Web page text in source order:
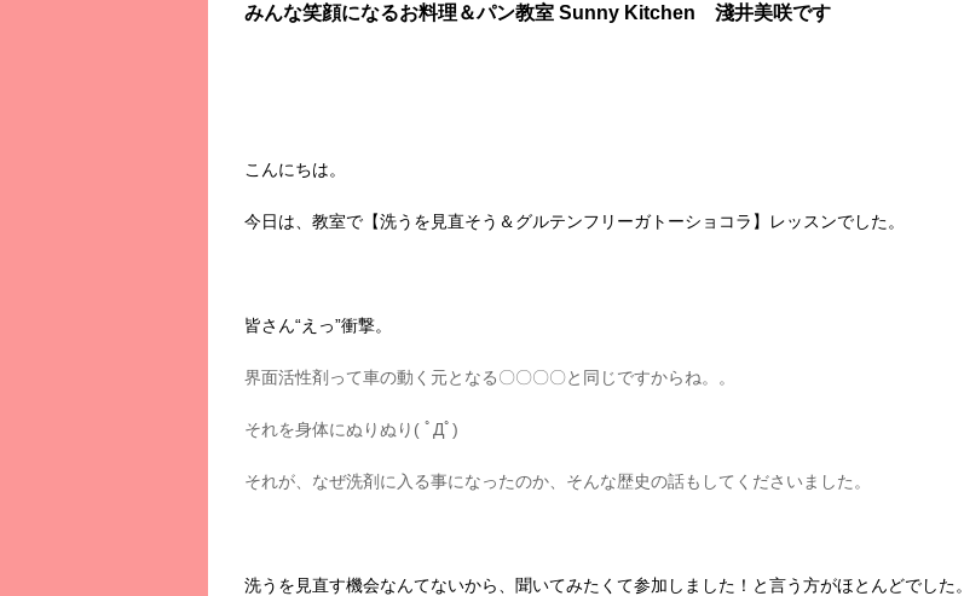
みんな笑顔になるお料理＆パン教室 Sunny Kitchen 淺井美咲です
こんにちは。
今日は、教室で【洗うを見直そう＆グルテンフリーガトーショコラ】レッスンでした。
皆さん“えっ”衝撃。
界面活性剤って車の動く元となる〇〇〇〇と同じですからね。。
それを身体にぬりぬり( ﾟДﾟ)
それが、なぜ洗剤に入る事になったのか、そんな歴史の話もしてくださいました。
洗うを見直す機会なんてないから、聞いてみたくて参加しました！と言う方がほとんどでした。